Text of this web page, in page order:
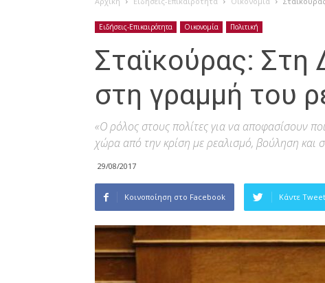
Ειδήσεις-Επικαιρότητα Οικονομία Πολιτική
Σταϊκούρας: Στη
στη γραμμή του
«Ο ρόλος στους πολίτες για να αποφασίσουν
χώρα από την κρίση με ρεαλισμό, βούληση και
29/08/2017
Κοινοποίηση στο Facebook Κάντε